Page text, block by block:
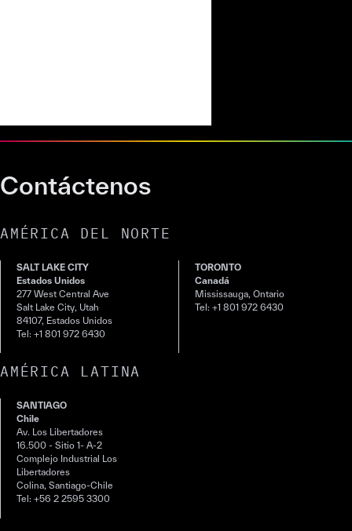
Contáctenos
AMÉRICA DEL NORTE
SALT LAKE CITY
Estados Unidos
277 West Central Ave
Salt Lake City, Utah
84107, Estados Unidos
Tel: +1 801 972 6430
TORONTO
Canadá
Mississauga, Ontario
Tel: +1 801 972 6430
AMÉRICA LATINA
SANTIAGO
Chile
Av. Los Libertadores
16.500 - Sitio 1- A-2
Complejo Industrial Los
Libertadores
Colina, Santiago-Chile
Tel: +56 2 2595 3300